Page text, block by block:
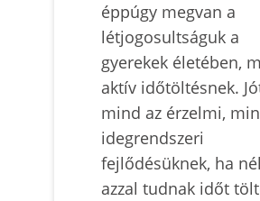
éppúgy megvan a
létjogosultságuk a
gyerekek életében,
aktív időtöltésnek.
mind az érzelmi,
idegrendszeri
fejlődésüknek, ha
azzal tudnak időt